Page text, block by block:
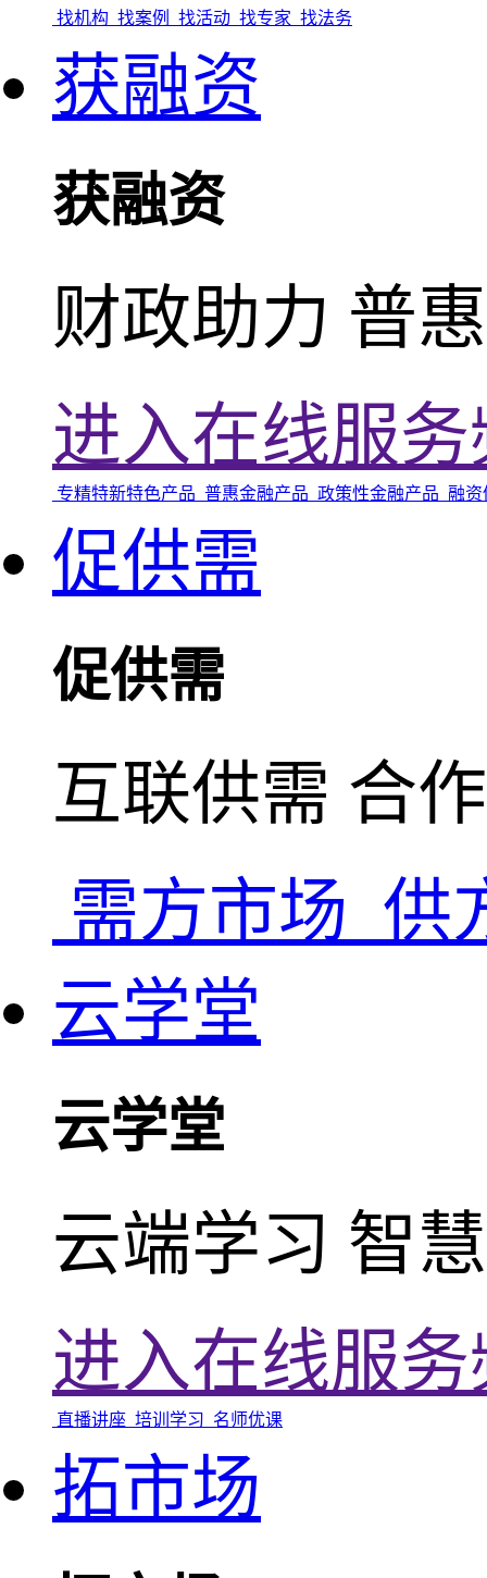
找机构 找案例 找活动 找专家 找法务
获融资
获融资
财政助力 普
进入在线服
专精特新特色产品 普惠金融产品 政策性金融产品 融资
促供需
促供需
互联供需 合
需方市场 供
云学堂
云学堂
云端学习 智
进入在线服
直播讲座 培训学习 名师优课
拓市场